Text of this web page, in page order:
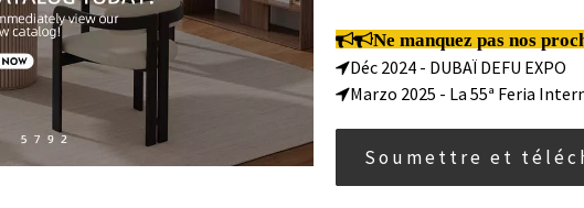
Ne manquez pas nos
Déc 2024 - DUBAÏ DEFU EXPO
Marzo 2025 - La 55ª Feria
Soumettre et